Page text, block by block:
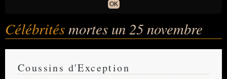
OK
Célébritésmortes un 25 novembre
Coussins d'Exception